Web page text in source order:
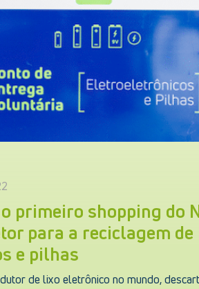
primeiro shopping do
para a reciclagem de
e pilhas
de lixo eletrônico no mundo,